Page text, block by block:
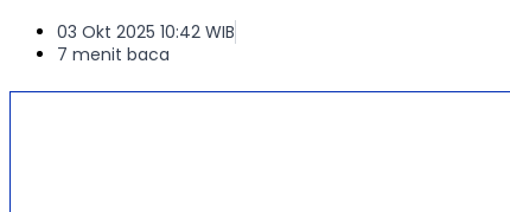
03 Okt 2025 10:42 WIB
7 menit baca